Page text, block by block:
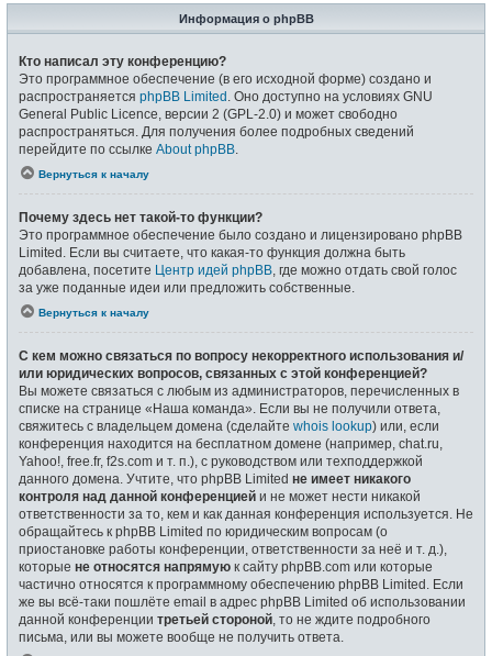
Информация о phpBB
Кто написал эту конференцию?
Это программное обеспечение (в его исходной форме) создано и
распространяется phpBB Limited . Оно доступно на условиях GNU
General Public Licence, версии 2 (GPL-2.0) и может свободно
распространяться. Для получения более подробных сведений
перейдите по ссылке About phpBB
Вернуться к началу
Почему здесь нет такой-то функции?
Это программное обеспечение было создано и лицензировано phpBB
Limited. Если вы считаете, что какая-то функция должна быть
добавлена, посетите Центр идей phpBB , где можно отдать свой голос
за уже поданные идеи или предложить собственные.
Вернуться к началу
С кем можно связаться по вопросу некорректного использования и/
или юридических вопросов, связанных с этой конференцией?
Вы можете связаться с любым из администраторов, перечисленных в
списке на странице «Наша команда». Если вы не получили ответа,
свяжитесь с владельцем домена (сделайте whois lookup) или, если
конференция находится на бесплатном домене (например, chat.ru,
Yahoo!, free.fr, f2s.com и т. п.), с руководством или техподдержкой
данного домена. Учтите, что phpBB Limited не имеет никакого
контроля над данной конференцией и не может нести никакой
ответственности за то, кем и как данная конференция используется. Не
обращайтесь к phpBB Limited по юридическим вопросам (о
приостановке работы конференции, ответственности за неё и т. д.),
которые не относятся напрямую к сайту phpBB.com или которые
частично относятся к программному обеспечению phpBB Limited. Если
же вы всё-таки пошлёте email в адрес phpBB Limited об использовании
данной конференции третьей стороной , то не ждите подробного
письма, или вы можете вообще не получить ответа.